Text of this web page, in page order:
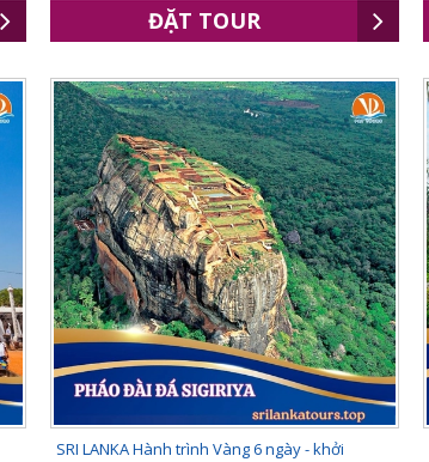
ĐẶT TOUR
SRI LANKA Hành trình Vàng 6 ngày - khởi